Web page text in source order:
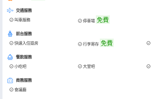
交通服務
叫車服務 停車場 免費
前台服務
快速入住退房 行李寄存 免費
餐飲服務
小吃吧 大堂吧
商務服務
會議廳